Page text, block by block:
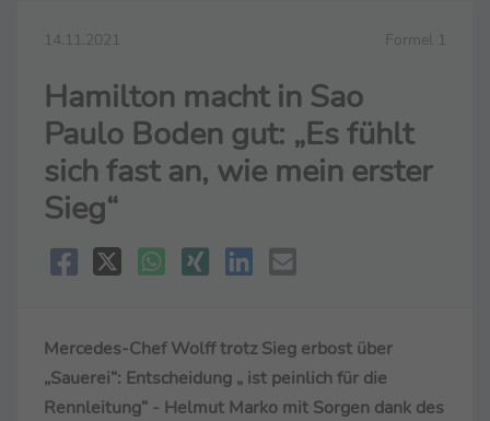
14.11.2021 Formel 1
Hamilton macht in Sao
Paulo Boden gut: „Es fühlt
sich fast an, wie mein erster
Sieg“
Mercedes-Chef Wolff trotz Sieg erbost über
„Sauerei“: Entscheidung „ ist peinlich für die
Rennleitung“ - Helmut Marko mit Sorgen dank des